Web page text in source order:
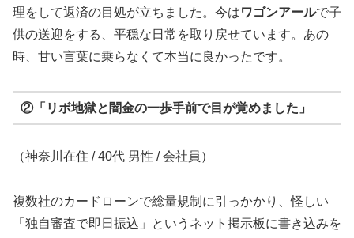
理をして返済の目処が立ちました。今はワゴンアールで子
供の送迎をする、平穏な日常を取り戻せています。あの
時、甘い言葉に乗らなくて本当に良かったです。
②「リボ地獄と闇金の一歩手前で目が覚めました」
（神奈川在住 / 40代 男性 / 会社員）
複数社のカードローンで総量規制に引っかかり、怪しい
「独自審査で即日振込」というネット掲示板に書き込みを